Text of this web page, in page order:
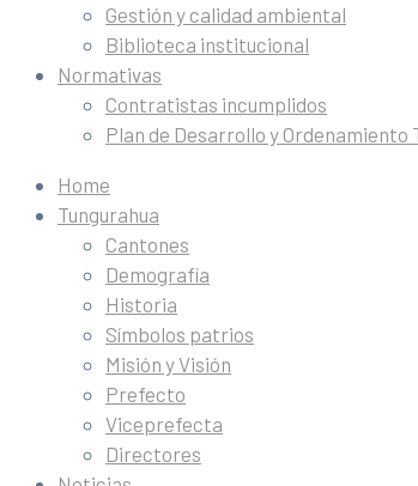
Gestión y calidad ambiental
Biblioteca institucional
Normativas
Contratistas incumplidos
Plan de Desarrollo y
Home
Tungurahua
Cantones
Demografía
Historia
Símbolos patrios
Misión y Visión
Prefecto
Viceprefecta
Directores